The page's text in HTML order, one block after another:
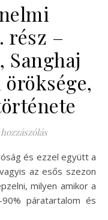
rész –
Sanghaj
hozzászólás
az esős szezon
milyen amikor a
páratartalom és